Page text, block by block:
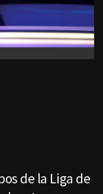
de la Liga de